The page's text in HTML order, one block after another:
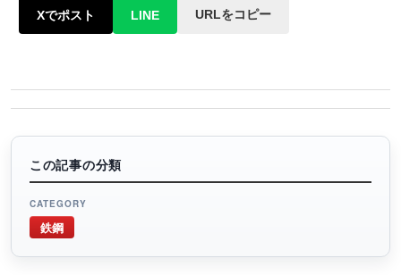
Xでポスト LINE URLをコピー
この記事の分類
CATEGORY
鉄鋼